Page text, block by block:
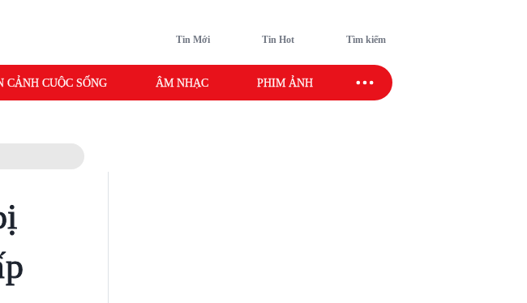
Tin Mới Tin Hot Tìm kiếm
CẢNH CUỘC SỐNG ÂM NHẠC PHIM ẢNH SAO SPORT